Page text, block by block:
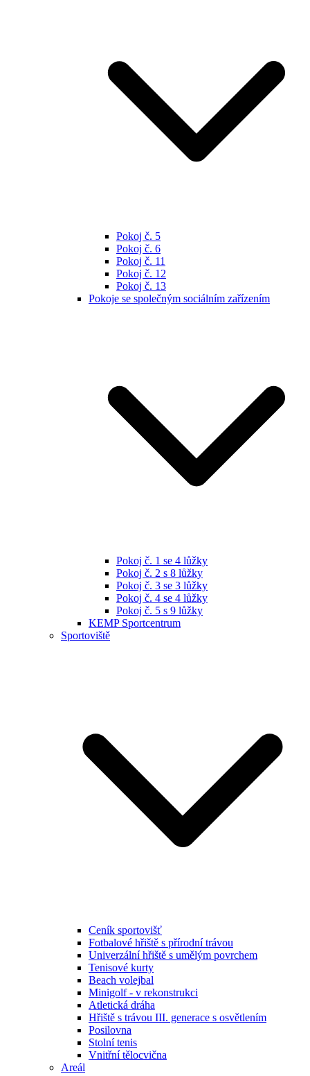
Pokoj č. 5
Pokoj č. 6
Pokoj č. 11
Pokoj č. 12
Pokoj č. 13
Pokoje se společným sociálním zařízením
Pokoj č. 1 se 4 lůžky
Pokoj č. 2 s 8 lůžky
Pokoj č. 3 se 3 lůžky
Pokoj č. 4 se 4 lůžky
Pokoj č. 5 s 9 lůžky
KEMP Sportcentrum
Sportoviště
Ceník sportovišť
Fotbalové hřiště s přírodní trávou
Univerzální hřiště s umělým povrchem
Tenisové kurty
Beach volejbal
Minigolf - v rekonstrukci
Atletická dráha
Hřiště s trávou III. generace s osvětlením
Posilovna
Stolní tenis
Vnitřní tělocvična
Areál